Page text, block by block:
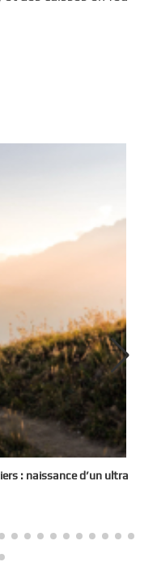
: naissance d’un ultra